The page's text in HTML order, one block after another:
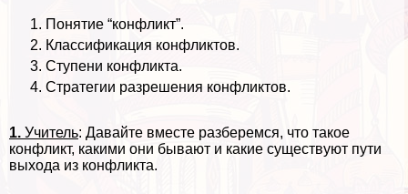
Понятие “конфликт”.
Классификация конфликтов.
Ступени конфликта.
Стратегии разрешения конфликтов.
1. Учитель: Давайте вместе разберемся, что такое
конфликт, какими они бывают и какие существуют пути
выхода из конфликта.